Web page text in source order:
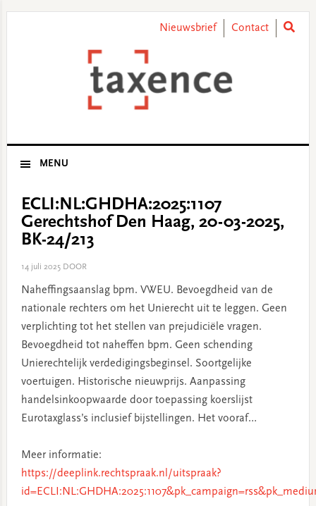
Nieuwsbrief Contact
MENU
ECLI:NL:GHDHA:2025:1107
Gerechtshof Den Haag, 20-03-2025,
BK-24/213
14 juli 2025DOOR
Naheffingsaanslag bpm. VWEU. Bevoegdheid van de
nationale rechters om het Unierecht uit te leggen. Geen
verplichting tot het stellen van prejudiciële vragen.
Bevoegdheid tot naheffen bpm. Geen schending
Unierechtelijk verdedigingsbeginsel. Soortgelijke
voertuigen. Historische nieuwprijs. Aanpassing
handelsinkoopwaarde door toepassing koerslijst
Eurotaxglass’s inclusief bijstellingen. Het vooraf…
Meer informatie:
https://deeplink.rechtspraak.nl/uitspraak?